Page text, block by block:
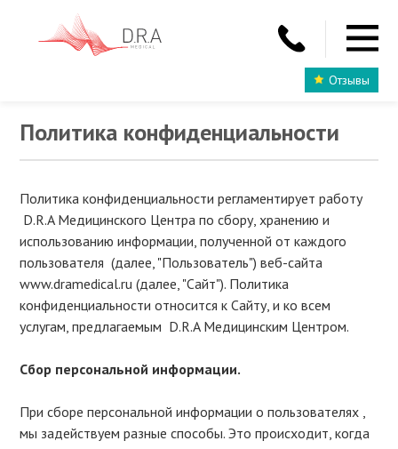
Отзывы
Политика конфиденциальности
Политика конфиденциальности регламентирует работу
D.R.A Медицинского Центра по сбору, хранению и
использованию информации, полученной от каждого
пользователя (далее, "Пользователь") веб-сайта
www.dramedical.ru (далее, "Сайт"). Политика
конфиденциальности относится к Сайту, и ко всем
услугам, предлагаемым D.R.A Медицинским Центром.
Сбор персональной информации.
При сборе персональной информации о пользователях ,
мы задействуем разные способы. Это происходит, когда